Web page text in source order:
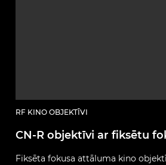
RF KINO OBJEKTĪVI
CN-R objektīvi ar fiksētu
Fiksēta fokusa attāluma kino